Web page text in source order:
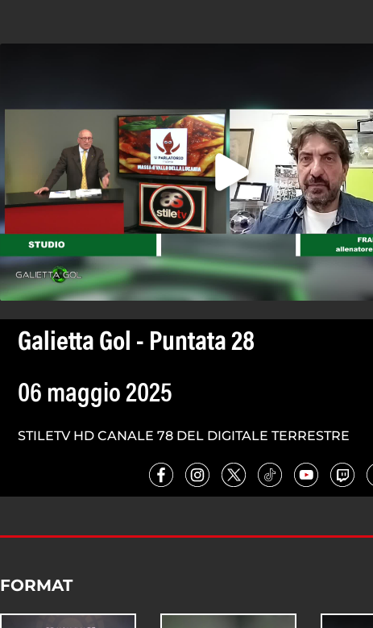
Galietta Gol - Puntata 28
06 maggio 2025
STILETV HD CANALE 78 DEL DIGITALE TERRESTRE
FORMAT